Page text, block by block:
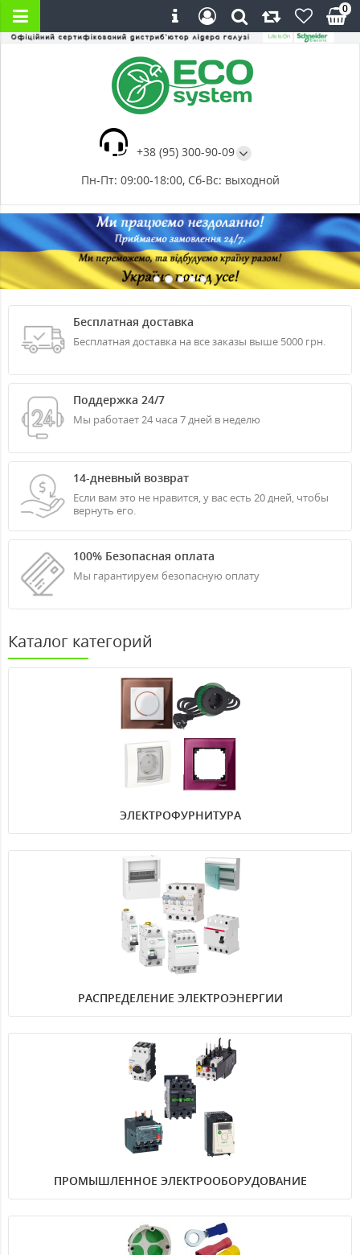
+38 (95) 300-90-09
Пн-Пт: 09:00-18:00, Сб-Вс: выходной
0
Бесплатная доставка
Бесплатная доставка на все заказы выше 5000 грн.
Поддержка 24/7
Мы работает 24 часа 7 дней в неделю
14-дневный возврат
Если вам это не нравится, у вас есть 20 дней, чтобы
вернуть его.
100% Безопасная оплата
Мы гарантируем безопасную оплату
Каталог категорий
ЭЛЕКТРОФУРНИТУРА
РАСПРЕДЕЛЕНИЕ ЭЛЕКТРОЭНЕРГИИ
ПРОМЫШЛЕННОЕ ЭЛЕКТРООБОРУДОВАНИЕ